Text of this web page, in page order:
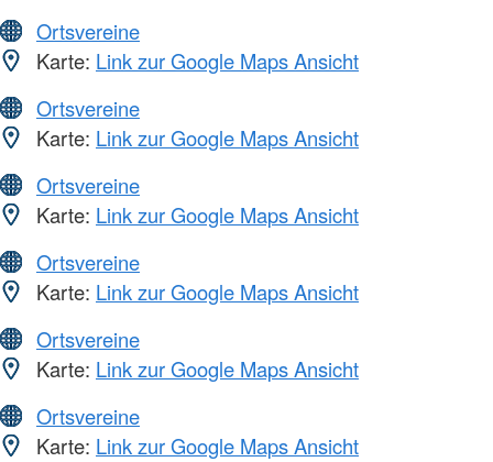
Ortsvereine
Karte: Link zur Google Maps Ansicht
Ortsvereine
Karte: Link zur Google Maps Ansicht
Ortsvereine
Karte: Link zur Google Maps Ansicht
Ortsvereine
Karte: Link zur Google Maps Ansicht
Ortsvereine
Karte: Link zur Google Maps Ansicht
Ortsvereine
Karte: Link zur Google Maps Ansicht